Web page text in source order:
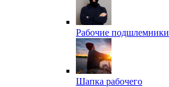
Рабочие подшлемники
Шапка рабочего